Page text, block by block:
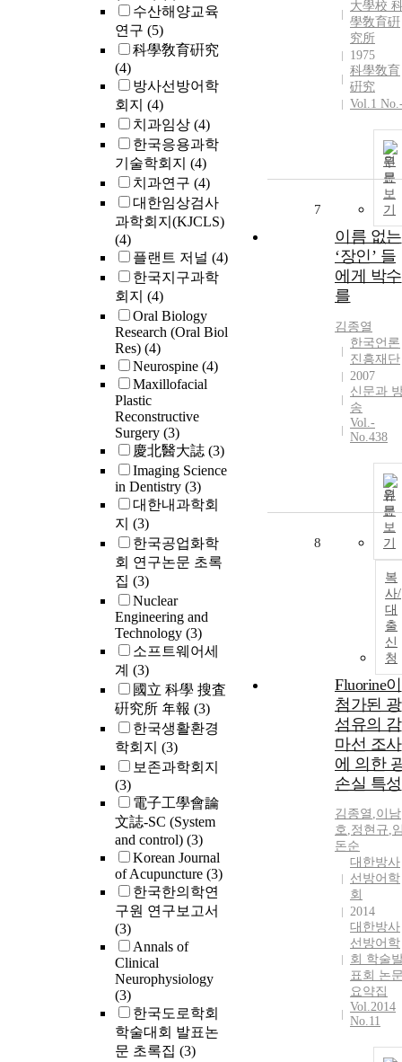
수산해양교육
연구 (5)
科學敎育硏究
(4)
방사선방어학
회지 (4)
치과임상 (4)
한국응용과학
기술학회지 (4)
치과연구 (4)
대한임상검사
과학회지(KJCLS)
(4)
플랜트 저널 (4)
한국지구과학
회지 (4)
Oral Biology
Research (Oral Biol
Res) (4)
Neurospine (4)
Maxillofacial
Plastic
Reconstructive
Surgery (3)
慶北醫大誌 (3)
Imaging Science
in Dentistry (3)
대한내과학회
지 (3)
한국공업화학
회 연구논문 초록
집 (3)
Nuclear
Engineering and
Technology (3)
소프트웨어세
계 (3)
國立 科學 搜査
硏究所 年報 (3)
한국생활환경
학회지 (3)
보존과학회지
(3)
電子工學會論
文誌-SC (System
and control) (3)
Korean Journal
of Acupuncture (3)
한국한의학연
구원 연구보고서
(3)
Annals of
Clinical
Neurophysiology
(3)
한국도로학회
학술대회 발표논
문 초록집 (3)
大學校
學敎育硏
究所
1975
科學敎育
硏究
Vol.1
원
문
보
기
7
이름 없는
‘장인’ 들
에게 박수
를
김종열
한국언론
진흥재단
2007
신문과
송
Vol.-
No.438
원
문
보
기
복
사/
대
출
신
청
8
Fluorine이
첨가된 광
섬유의 감
마선 조사
에 의한
손실 특성
김종열 ,이남
호,정현규,
돈순
대한방사
선방어학
회
2014
대한방사
선방어학
회 학술
표회 논
요약집
Vol.2014
No.11